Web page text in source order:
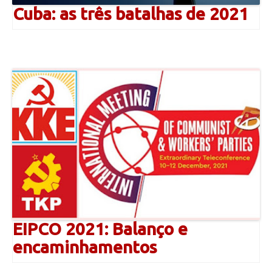
Cuba: as três batalhas de 2021
EIPCO 2021: Balanço e
encaminhamentos